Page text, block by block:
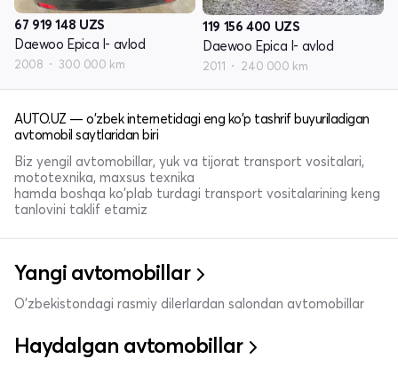
67 919 148 UZS
Daewoo Epica I- avlod
2008 300 000 km
119 156 400 UZS
Daewoo Epica I- avlod
2011 240 000 km
AUTO.UZ — o'zbek internetidagi eng ko'p tashrif buyuriladigan
avtomobil saytlaridan biri
Biz yengil avtomobillar, yuk va tijorat transport vositalari,
mototexnika, maxsus texnika
hamda boshqa ko'plab turdagi transport vositalarining keng
tanlovini taklif etamiz
Yangi avtomobillar
O'zbekistondagi rasmiy dilerlardan salondan avtomobillar
Haydalgan avtomobillar